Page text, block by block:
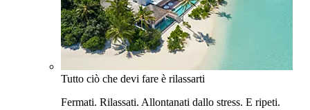
Tutto ciò che devi fare è rilassarti
Fermati. Rilassati. Allontanati dallo stress. E ripeti.